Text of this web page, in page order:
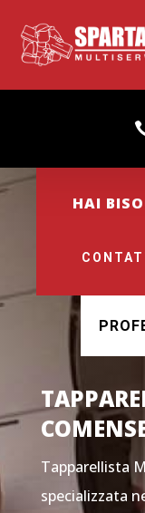
HAI
Tapparellista
specializzata